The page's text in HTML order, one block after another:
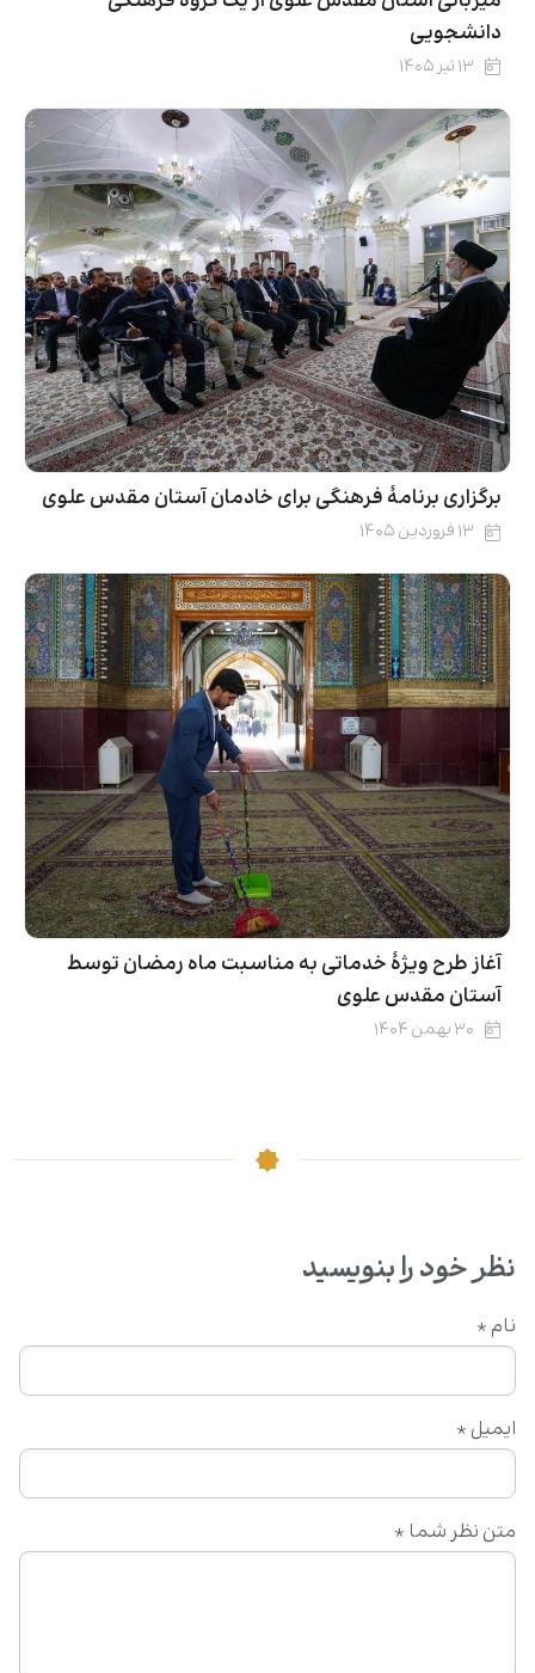
دانشجویی
۱۳ تیر ۱۴۰۵
برگزاری برنامۀ فرهنگی برای خادمان آستان مقدس علوی
۱۳ فروردین ۱۴۰۵
آغاز طرح ویژۀ خدماتی به مناسبت ماه رمضان توسط
آستان مقدس علوی
۳۰ بهمن ۱۴۰۴
نظر خود را بنویسید
متن نظر شما *
نام *
ایمیل *